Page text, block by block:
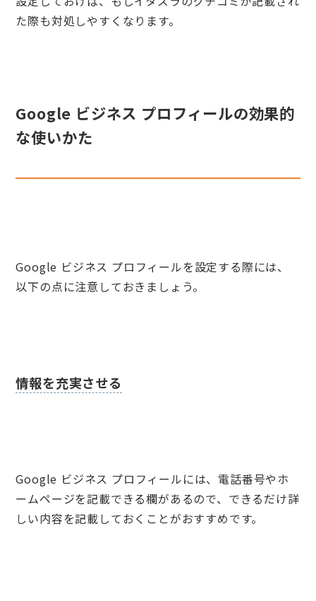
た際も対処しやすくなります。
Google ビジネス プロフィールの効果的
な使いかた
Google ビジネス プロフィールを設定する際には、
以下の点に注意しておきましょう。
情報を充実させる
Google ビジネス プロフィールには、電話番号やホ
ームページを記載できる欄があるので、できるだけ詳
しい内容を記載しておくことがおすすめです。